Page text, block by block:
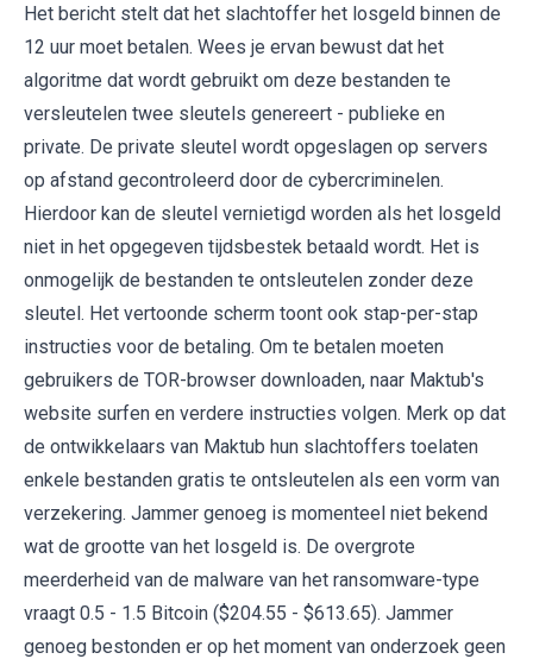
Het bericht stelt dat het slachtoffer het losgeld binnen de
12 uur moet betalen. Wees je ervan bewust dat het
algoritme dat wordt gebruikt om deze bestanden te
versleutelen twee sleutels genereert - publieke en
private. De private sleutel wordt opgeslagen op servers
op afstand gecontroleerd door de cybercriminelen.
Hierdoor kan de sleutel vernietigd worden als het losgeld
niet in het opgegeven tijdsbestek betaald wordt. Het is
onmogelijk de bestanden te ontsleutelen zonder deze
sleutel. Het vertoonde scherm toont ook stap-per-stap
instructies voor de betaling. Om te betalen moeten
gebruikers de TOR-browser downloaden, naar Maktub's
website surfen en verdere instructies volgen. Merk op dat
de ontwikkelaars van Maktub hun slachtoffers toelaten
enkele bestanden gratis te ontsleutelen als een vorm van
verzekering. Jammer genoeg is momenteel niet bekend
wat de grootte van het losgeld is. De overgrote
meerderheid van de malware van het ransomware-type
vraagt 0.5 - 1.5 Bitcoin ($204.55 - $613.65). Jammer
genoeg bestonden er op het moment van onderzoek geen